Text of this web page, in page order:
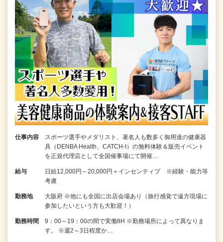
仕事内容
スポーツ選手やメダリスト、著名人も数多く御用達の健康器
具（DENBA Health、CATCH-I）の無料体験＆販売イベント
を正規代理店として全国催事場にて開催…
給与
日給12,000円～20,000円＋インセンティブ ※経験・能力等
考慮
勤務地
大阪府 ※他にも全国に出店会場あり（旅行感覚で遠方現場に
参加したいという方も大歓迎！）
勤務時間
9：00～19：00の間で実働8H ※勤務場所によって異なりま
す。 ※週2～3日程度か…